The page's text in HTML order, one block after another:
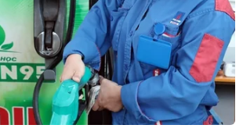
vô địch U19 nữ ĐNA và vòng loại
Á 2026.